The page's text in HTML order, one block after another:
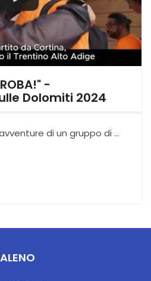
-
Dolomiti 2024
di un gruppo di …